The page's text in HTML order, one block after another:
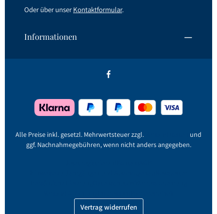
Oder über unser Kontaktformular.
Informationen
Alle Preise inkl. gesetzl. Mehrwertsteuer zzgl.
und
ggf. Nachnahmegebühren, wenn nicht anders angegeben.
Vertrag widerrufen